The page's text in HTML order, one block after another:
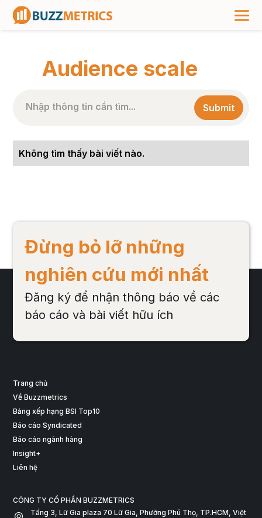
Audience scale
Không tìm thấy bài viết nào.
Đừng bỏ lỡ những
nghiên cứu mới nhất
Đăng ký để nhận thông báo về các
báo cáo và bài viết hữu ích
Trang chủ
Về Buzzmetrics
Bảng xếp hạng BSI Top10
Báo cáo Syndicated
Báo cáo ngành hàng
Insight+
Liên hệ
CÔNG TY CỔ PHẦN BUZZMETRICS
Tầng 3, Lữ Gia plaza 70 Lữ Gia, Phường Phú Thọ, TP.HCM, Việt